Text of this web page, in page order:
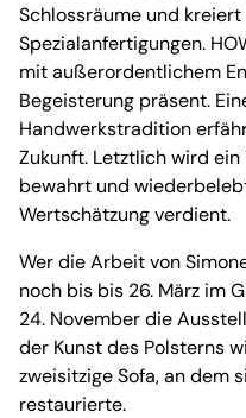
Schlossräume und
Spezialanfertigungen.
mit außerordentlichem
Begeisterung präsent.
Handwerkstradition
Zukunft. Letztlich wird
bewahrt und
Wertschätzung verdient.
Wer die Arbeit von
noch bis bis 26. März im
24. November die
der Kunst des Polsterns
zweisitzige Sofa, an dem
restaurierte.